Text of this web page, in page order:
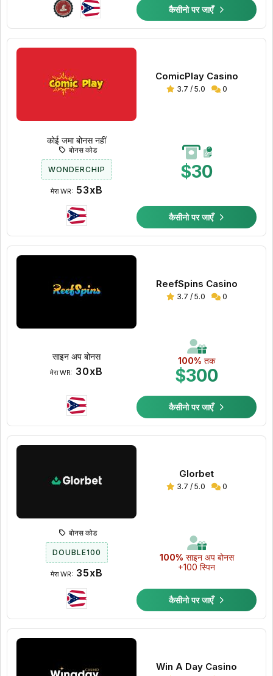
कैसीनो पर जाएँ
ComicPlay Casino
3.7 / 5.0 0
$30
कोई जमा बोनस नहीं
बोनस कोड
WONDERCHIP
मेरा WR: 53xB
कैसीनो पर जाएँ
ReefSpins Casino
3.7 / 5.0 0
100% तक
$300
साइन अप बोनस
मेरा WR: 30xB
कैसीनो पर जाएँ
Glorbet
3.7 / 5.0 0
100% साइन अप बोनस
+100 स्पिन
बोनस कोड
DOUBLE100
मेरा WR: 35xB
कैसीनो पर जाएँ
Win A Day Casino